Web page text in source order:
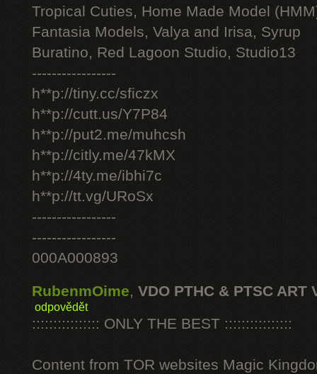
Tropical Cuties, Home Made Model
Fantasia Models, Valya and Irisa, Syrup
Buratino, Red Lagoon Studio, Studio13
-----------------
h**p://tiny.cc/sficzx
h**p://cutt.us/Y7P84
h**p://put2.me/muhcsh
h**p://citly.me/47kMX
h**p://4ty.me/ibhi7c
h**p://tt.vg/URoSx
-----------------
-----------------
000A000893
RubenmOime, VDO PTHC & PTSC ART
odpovědět
:::::::::::::::: ONLY THE BEST ::::::::::::::::
Content from TOR websites Magic